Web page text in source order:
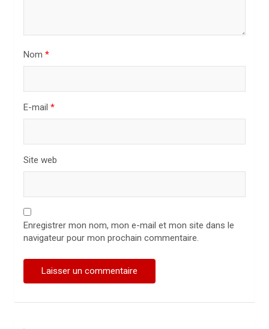
Nom *
E-mail *
Site web
Enregistrer mon nom, mon e-mail et mon site dans le
navigateur pour mon prochain commentaire.